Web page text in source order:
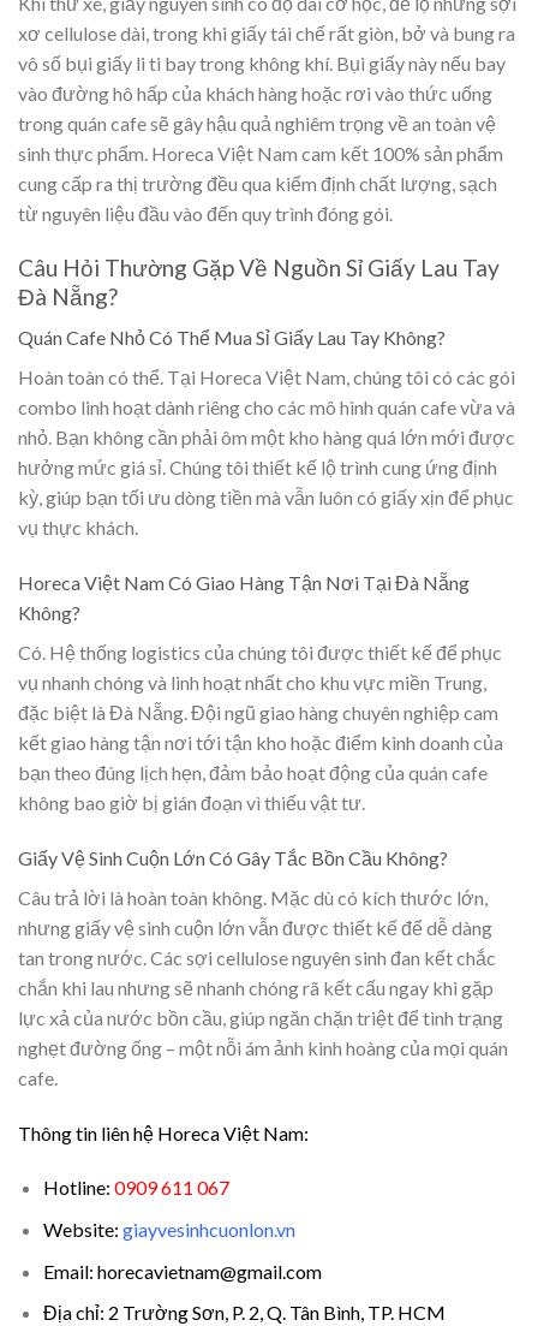
xơ cellulose dài, trong khi giấy tái chế rất giòn, bở và bung ra
vô số bụi giấy li ti bay trong không khí. Bụi giấy này nếu bay
vào đường hô hấp của khách hàng hoặc rơi vào thức uống
trong quán cafe sẽ gây hậu quả nghiêm trọng về an toàn vệ
sinh thực phẩm. Horeca Việt Nam cam kết 100% sản phẩm
cung cấp ra thị trường đều qua kiểm định chất lượng, sạch
từ nguyên liệu đầu vào đến quy trình đóng gói.
Câu Hỏi Thường Gặp Về Nguồn Sỉ Giấy Lau Tay
Đà Nẵng?
Quán Cafe Nhỏ Có Thể Mua Sỉ Giấy Lau Tay Không?
Hoàn toàn có thể. Tại Horeca Việt Nam, chúng tôi có các gói
combo linh hoạt dành riêng cho các mô hình quán cafe vừa và
nhỏ. Bạn không cần phải ôm một kho hàng quá lớn mới được
hưởng mức giá sỉ. Chúng tôi thiết kế lộ trình cung ứng định
kỳ, giúp bạn tối ưu dòng tiền mà vẫn luôn có giấy xịn để phục
vụ thực khách.
Horeca Việt Nam Có Giao Hàng Tận Nơi Tại Đà Nẵng
Không?
Có. Hệ thống logistics của chúng tôi được thiết kế để phục
vụ nhanh chóng và linh hoạt nhất cho khu vực miền Trung,
đặc biệt là Đà Nẵng. Đội ngũ giao hàng chuyên nghiệp cam
kết giao hàng tận nơi tới tận kho hoặc điểm kinh doanh của
bạn theo đúng lịch hẹn, đảm bảo hoạt động của quán cafe
không bao giờ bị gián đoạn vì thiếu vật tư.
Giấy Vệ Sinh Cuộn Lớn Có Gây Tắc Bồn Cầu Không?
Câu trả lời là hoàn toàn không. Mặc dù có kích thước lớn,
nhưng giấy vệ sinh cuộn lớn vẫn được thiết kế để dễ dàng
tan trong nước. Các sợi cellulose nguyên sinh đan kết chắc
chắn khi lau nhưng sẽ nhanh chóng rã kết cấu ngay khi gặp
lực xả của nước bồn cầu, giúp ngăn chặn triệt để tình trạng
nghẹt đường ống – một nỗi ám ảnh kinh hoàng của mọi quán
cafe.
Thông tin liên hệ Horeca Việt Nam:
Hotline: 0909 611 067
Website: giayvesinhcuonlon.vn
Email: horecavietnam@gmail.com
Địa chỉ: 2 Trường Sơn, P. 2, Q. Tân Bình, TP. HCM